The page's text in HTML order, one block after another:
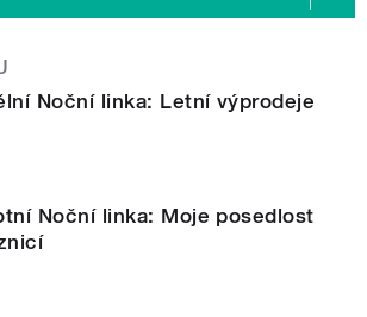
Noční linka: Letní výprodeje
Noční linka: Moje posedlost